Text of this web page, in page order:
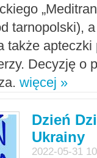
tarnopolski),
także apteczki
Decyzję o
więcej »
Dzień
Ukrainy
2022-05-31